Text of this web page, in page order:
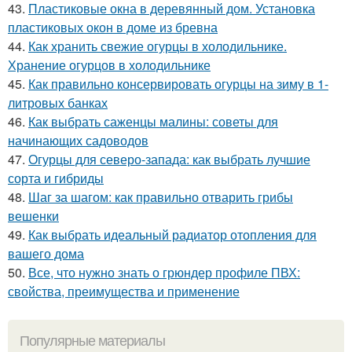
43. Пластиковые окна в деревянный дом. Установка
пластиковых окон в доме из бревна
44. Как хранить свежие огурцы в холодильнике.
Хранение огурцов в холодильнике
45. Как правильно консервировать огурцы на зиму в 1-
литровых банках
46. Как выбрать саженцы малины: советы для
начинающих садоводов
47. Огурцы для северо-запада: как выбрать лучшие
сорта и гибриды
48. Шаг за шагом: как правильно отварить грибы
вешенки
49. Как выбрать идеальный радиатор отопления для
вашего дома
50. Все, что нужно знать о грюндер профиле ПВХ:
свойства, преимущества и применение
Популярные материалы